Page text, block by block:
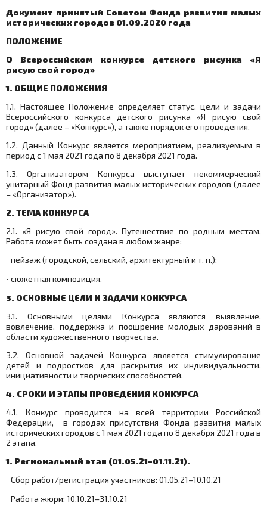
Документ принятый Советом Фонда развития малых
исторических городов 01.09.2020 года
ПОЛОЖЕНИЕ
О Всероссийском конкурсе детского рисунка «Я
рисую свой город»
1. ОБЩИЕ ПОЛОЖЕНИЯ
1.1. Настоящее Положение определяет статус, цели и задачи
Всероссийского конкурса детского рисунка «Я рисую свой
город» (далее – «Конкурс»), а также порядок его проведения.
1.2. Данный Конкурс является мероприятием, реализуемым в
период с 1 мая 2021 года по 8 декабря 2021 года.
1.3. Организатором Конкурса выступает некоммерческий
унитарный Фонд развития малых исторических городов (далее
– «Организатор»).
2. ТЕМА КОНКУРСА
2.1. «Я рисую свой город». Путешествие по родным местам.
Работа может быть создана в любом жанре:
· пейзаж (городской, сельский, архитектурный и т. п.);
· сюжетная композиция.
3. ОСНОВНЫЕ ЦЕЛИ И ЗАДАЧИ КОНКУРСА
3.1. Основными целями Конкурса являются выявление,
вовлечение, поддержка и поощрение молодых дарований в
области художественного творчества.
3.2. Основной задачей Конкурса является стимулирование
детей и подростков для раскрытия их индивидуальности,
инициативности и творческих способностей.
4. СРОКИ И ЭТАПЫ ПРОВЕДЕНИЯ КОНКУРСА
4.1. Конкурс проводится на всей территории Российской
Федерации, в городах присутствия Фонда развития малых
исторических городов с 1 мая 2021 года по 8 декабря 2021 года в
2 этапа.
1. Региональный этап (01.05.21–01.11.21).
· Сбор работ/регистрация участников: 01.05.21–10.10.21
· Работа жюри: 10.10.21–31.10.21